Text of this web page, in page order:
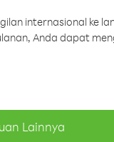
internasional ke
Anda dapat
Lainnya